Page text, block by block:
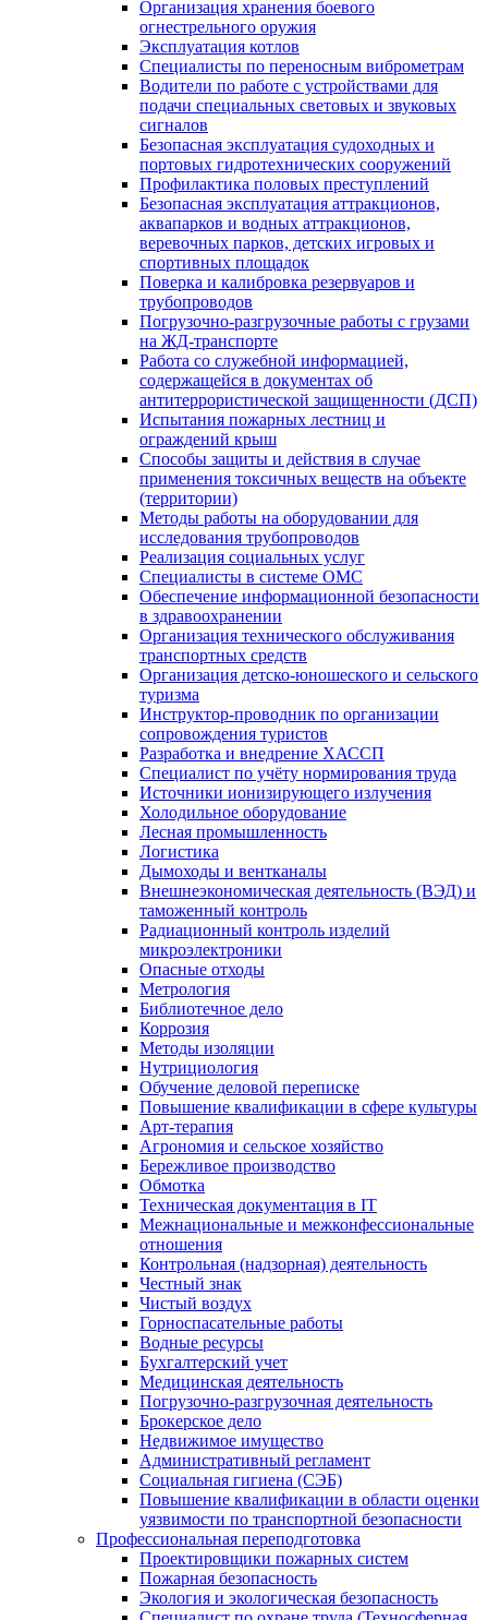
Организация хранения боевого
огнестрельного оружия
Эксплуатация котлов
Специалисты по переносным виброметрам
Водители по работе с устройствами для
подачи специальных световых и звуковых
сигналов
Безопасная эксплуатация судоходных и
портовых гидротехнических сооружений
Профилактика половых преступлений
Безопасная эксплуатация аттракционов,
аквапарков и водных аттракционов,
веревочных парков, детских игровых и
спортивных площадок
Поверка и калибровка резервуаров и
трубопроводов
Погрузочно-разгрузочные работы с грузами
на ЖД-транспорте
Работа со служебной информацией,
содержащейся в документах об
антитеррористической защищенности (ДСП)
Испытания пожарных лестниц и
ограждений крыш
Способы защиты и действия в случае
применения токсичных веществ на объекте
(территории)
Методы работы на оборудовании для
исследования трубопроводов
Реализация социальных услуг
Специалисты в системе ОМС
Обеспечение информационной безопасности
в здравоохранении
Организация технического обслуживания
транспортных средств
Организация детско-юношеского и сельского
туризма
Инструктор-проводник по организации
сопровождения туристов
Разработка и внедрение ХАССП
Специалист по учёту нормирования труда
Источники ионизирующего излучения
Холодильное оборудование
Лесная промышленность
Логистика
Дымоходы и вентканалы
Внешнеэкономическая деятельность (ВЭД) и
таможенный контроль
Радиационный контроль изделий
микроэлектроники
Опасные отходы
Метрология
Библиотечное дело
Коррозия
Методы изоляции
Нутрициология
Обучение деловой переписке
Повышение квалификации в сфере культуры
Арт-терапия
Агрономия и сельское хозяйство
Бережливое производство
Обмотка
Техническая документация в IT
Межнациональные и межконфессиональные
отношения
Контрольная (надзорная) деятельность
Честный знак
Чистый воздух
Горноспасательные работы
Водные ресурсы
Бухгалтерский учет
Медицинская деятельность
Погрузочно-разгрузочная деятельность
Брокерское дело
Недвижимое имущество
Административный регламент
Социальная гигиена (СЭБ)
Повышение квалификации в области оценки
уязвимости по транспортной безопасности
Профессиональная переподготовка
Проектировщики пожарных систем
Пожарная безопасность
Экология и экологическая безопасность